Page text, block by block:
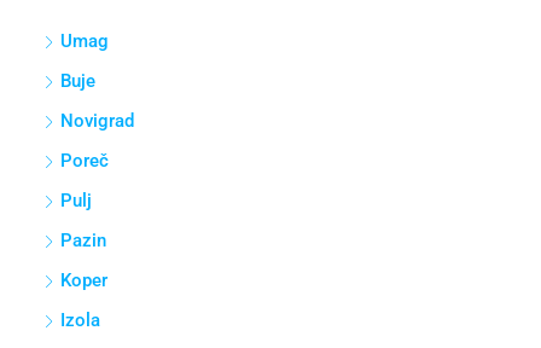
Umag
Buje
Novigrad
Poreč
Pulj
Pazin
Koper
Izola